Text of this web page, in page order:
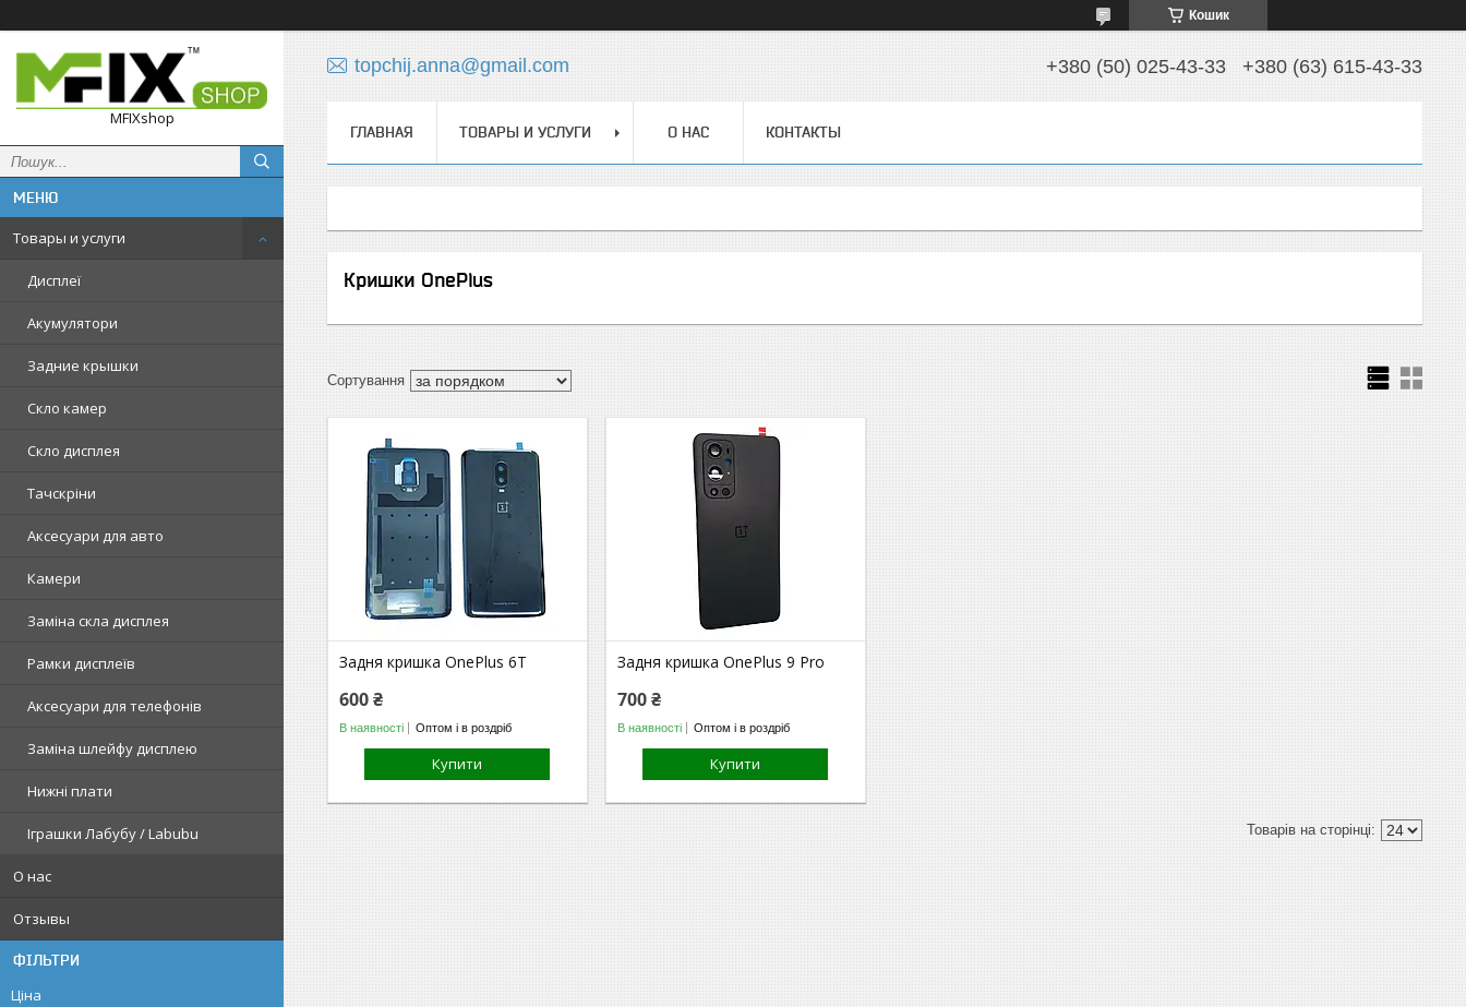
Кошик
MFIXshop
Товары и услуги
Дисплеї
Акумулятори
Задние крышки
Скло камер
Скло дисплея
Тачскріни
Аксесуари для авто
Камери
Заміна скла дисплея
Рамки дисплеїв
Аксесуари для телефонів
Заміна шлейфу дисплею
Нижні плати
Іграшки Лабубу / Labubu
О нас
Отзывы
ФІЛЬТРИ
Ціна
topchij.anna@gmail.com +380 (50) 025-43-33 +380 (63) 615-43-33
ГЛАВНАЯ ТОВАРЫ И УСЛУГИ О НАС КОНТАКТЫ
Кришки OnePlus
Задня кришка OnePlus 6T
600 ₴
В наявності Оптом і в роздріб
Купити
Задня кришка OnePlus 9 Pro
700 ₴
В наявності Оптом і в роздріб
Купити